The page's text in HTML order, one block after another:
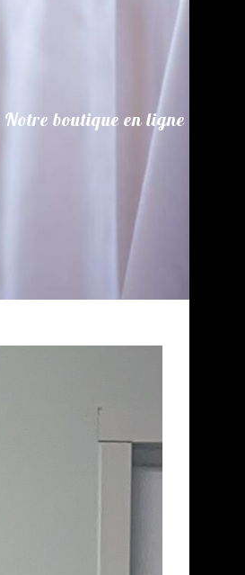
Notre boutique en ligne